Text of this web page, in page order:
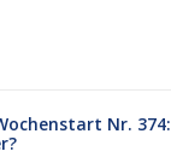
Nr. 374: